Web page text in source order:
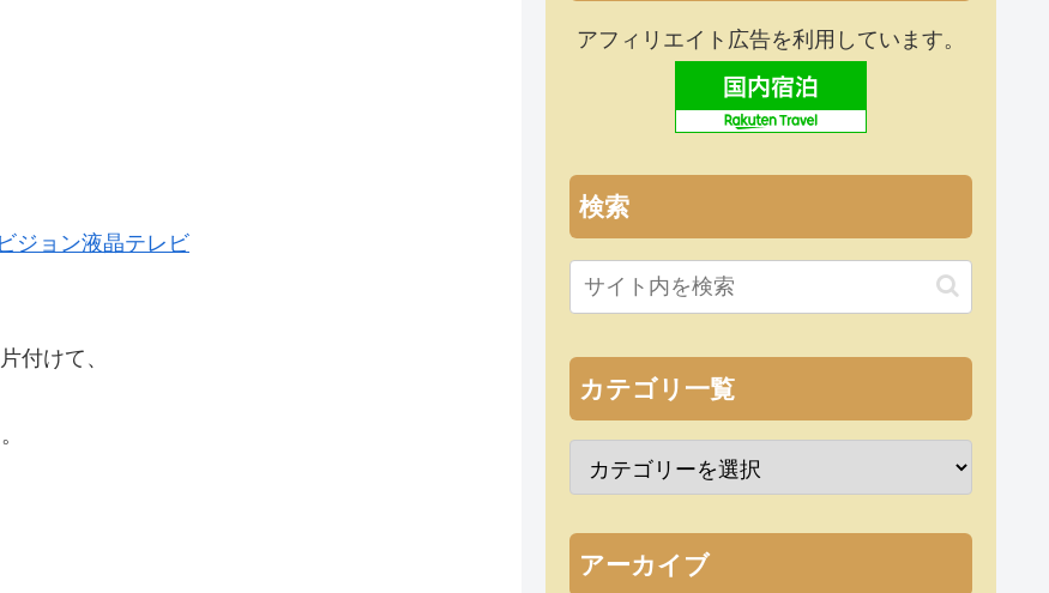
ジョン液晶テレビ
付けて、
アフィリエイト広告を利用しています。
検索
カテゴリ一覧
アーカイブ